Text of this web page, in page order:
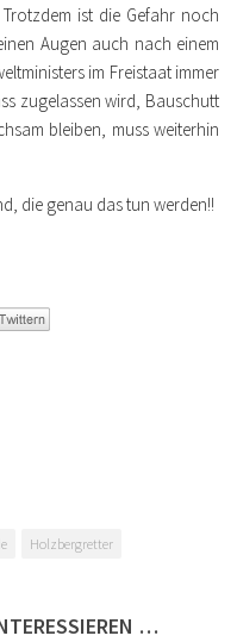
ist die Gefahr noch
Augen auch nach einem
im Freistaat immer
zugelassen wird, Bauschutt
bleiben, muss weiterhin
die genau das tun werden!!
Holzbergretter
…